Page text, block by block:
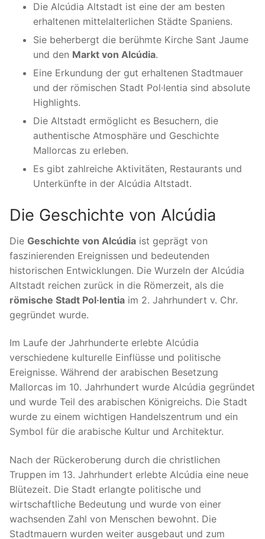
Die Alcúdia Altstadt ist eine der am besten
erhaltenen mittelalterlichen Städte Spaniens.
Sie beherbergt die berühmte Kirche Sant Jaume
und den Markt von Alcúdia.
Eine Erkundung der gut erhaltenen Stadtmauer
und der römischen Stadt Pol·lentia sind absolute
Highlights.
Die Altstadt ermöglicht es Besuchern, die
authentische Atmosphäre und Geschichte
Mallorcas zu erleben.
Es gibt zahlreiche Aktivitäten, Restaurants und
Unterkünfte in der Alcúdia Altstadt.
Die Geschichte von Alcúdia
Die Geschichte von Alcúdia ist geprägt von
faszinierenden Ereignissen und bedeutenden
historischen Entwicklungen. Die Wurzeln der Alcúdia
Altstadt reichen zurück in die Römerzeit, als die
römische Stadt Pol·lentia im 2. Jahrhundert v. Chr.
gegründet wurde.
Im Laufe der Jahrhunderte erlebte Alcúdia
verschiedene kulturelle Einflüsse und politische
Ereignisse. Während der arabischen Besetzung
Mallorcas im 10. Jahrhundert wurde Alcúdia gegründet
und wurde Teil des arabischen Königreichs. Die Stadt
wurde zu einem wichtigen Handelszentrum und ein
Symbol für die arabische Kultur und Architektur.
Nach der Rückeroberung durch die christlichen
Truppen im 13. Jahrhundert erlebte Alcúdia eine neue
Blütezeit. Die Stadt erlangte politische und
wirtschaftliche Bedeutung und wurde von einer
wachsenden Zahl von Menschen bewohnt. Die
Stadtmauern wurden weiter ausgebaut und zum